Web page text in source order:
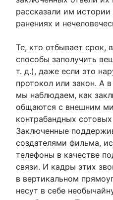
рассказали им
ранениях и
Те, кто отбывает срок,
способы заполучить
т. д.), даже если это
протокол или закон. А
мы наблюдаем, как
общаются с внешним
контрабандных
Заключенные
создателями фильма,
телефоны в качестве
связи. И кадры этих
в вертикальном
несут в себе